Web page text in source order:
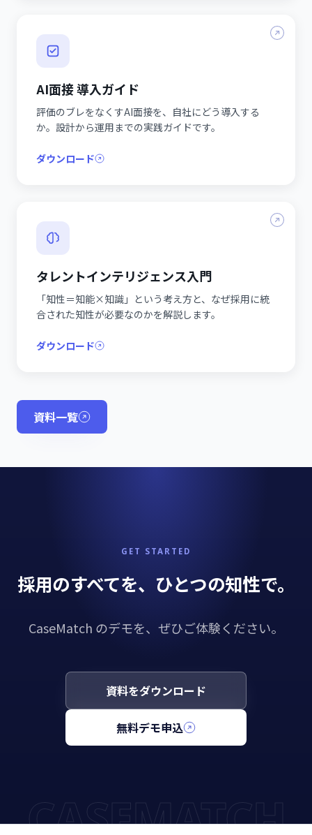
AI面接 導入ガイド
評価のブレをなくすAI面接を、自社にどう導入する
か。設計から運用までの実践ガイドです。
ダウンロード
タレントインテリジェンス入門
「知性＝知能×知識」という考え方と、なぜ採用に統
合された知性が必要なのかを解説します。
ダウンロード
資料一覧
CASEMATCH
GET STARTED
採用のすべてを、ひとつの知性で。
CaseMatch のデモを、ぜひご体験ください。
資料をダウンロード
無料デモ申込